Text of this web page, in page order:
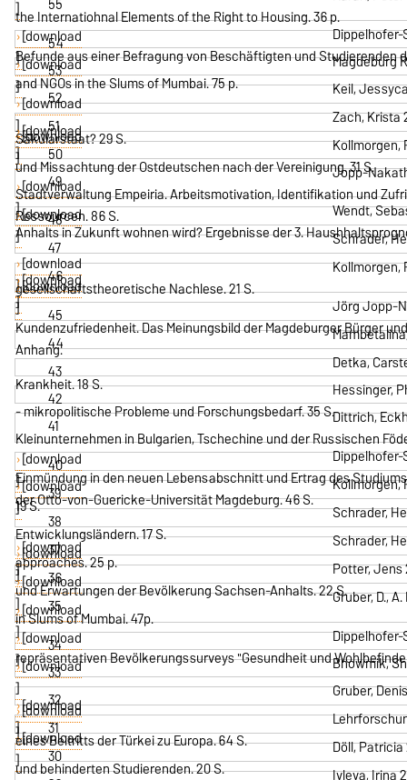
]
[download
]
the Internatiohnal Elements of the Right to Housing. 36 p.
[download
]
55
Befunde aus einer Befragung von Beschäftigten und Studierenden
[download
]
54
Magdeburg
and NGOs in the Slums of Mumbai. 75 p.
[download
]
53
Keil,
[download
]
52
Zach, Krista
Säkularstaat? 29 S.
[download
]
51
Kollmorgen,
und Missachtung der Ostdeutschen nach der Vereinigung. 31 S.
[download
]
50
Jopp-
Stadtverwaltung Empeiria. Arbeitsmotivation, Identifikation und
Ressourcen. 86 S.
[download
]
49
Wendt,
Anhalts in Zukunft wohnen wird? Ergebnisse der 3.
[download
]
48
Schrader,
[download
]
47
Kollmorgen,
gesellschaftstheoretische Nachlese. 21 S.
46
Jörg Jopp-
Kundenzufriedenheit. Das Meinungsbild der Magdeburger Bürger
Anhang.
45
44
Detka,
Krankheit. 18 S.
43
Hessinger,
- mikropolitische Probleme und Forschungsbedarf. 35 S.
[download
]
42
Dittrich,
Kleinunternehmen in Bulgarien, Tschechine und der Russischen
[download
]
41
Einmündung in den neuen Lebensabschnitt und Ertrag des
der Otto-von-Guericke-Universität Magdeburg. 46 S.
[download
]
40
Kollmorgen,
19 S.
[download
]
39
Schrader,
Entwicklungsländern. 17 S.
[download
]
38
Schrader,
approaches. 25 p.
[download
]
37
Potter, Jens
und Erwartungen der Bevölkerung Sachsen-Anhalts. 22 S.
[download
]
36
Gruber, D.,
in Slums of Mumbai. 47p.
[download
]
35
Dippelhofer-
repräsentativen Bevölkerungssurveys "Gesundheit und
[download
]
34
Bhowmik,
[download
]
33
Gruber,
[download
]
32
eines Beitritts der Türkei zu Europa. 64 S.
31
Döll,
und behinderten Studierenden. 20 S.
30
Ivleva, Irina